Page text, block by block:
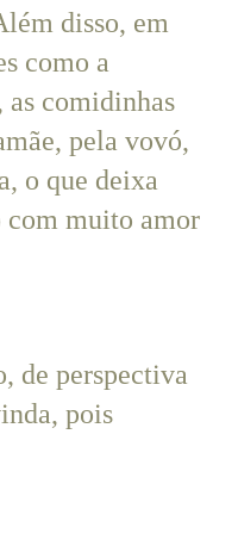
disso, em
como a
as comidinhas
pela vovó,
o que deixa
com muito amor
de perspectiva
pois